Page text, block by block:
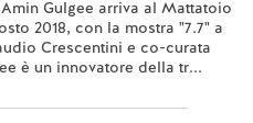
Gulgee arriva al Mattatoio
2018, con la mostra "7.7" a
Crescentini e co-curata
è un innovatore della tr...